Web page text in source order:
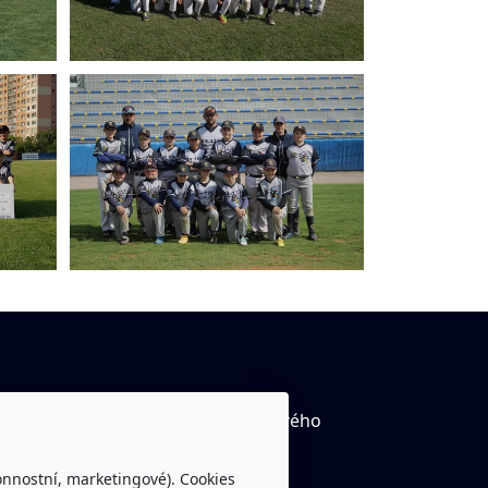
kanál Rytíři Trutnov včetně živého
marketingové). Cookies